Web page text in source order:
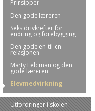
Prinsipper
Den gode læreren
Seks drivkrefter for
endring og forebygging
Den gode en-til-en
relasjonen
Marty Feldman og den
gode læreren
Elevmedvirkning
Utfordringer i skolen